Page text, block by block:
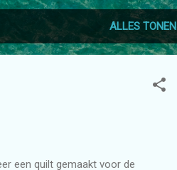
ALLES TONEN
een quilt gemaakt voor de